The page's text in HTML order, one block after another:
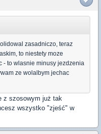
zasadniczo, teraz
to niestety moze
- to wlasnie minusy jezdzenia
ze wolalbym jechac
z szosowym już tak
wszystko "zjeść" w